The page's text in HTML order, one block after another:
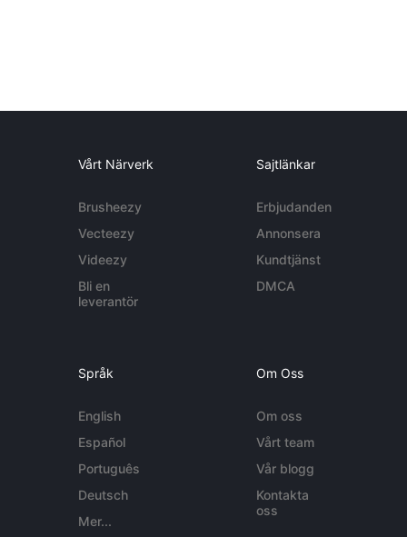
Vårt Närverk
Brusheezy
Vecteezy
Videezy
Bli en
leverantör
Sajtlänkar
Erbjudanden
Annonsera
Kundtjänst
DMCA
Språk
English
Español
Português
Deutsch
Mer...
Om Oss
Om oss
Vårt team
Vår blogg
Kontakta
oss